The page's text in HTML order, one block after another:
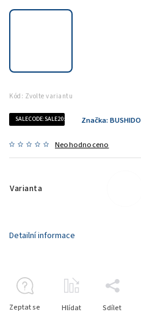
Kód: Zvolte variantu
SALECODE:SALE20:20:%
Neohodnoceno
Značka: BUSHIDO
Varianta
Detailní informace
Zeptat se Hlídat Sdílet